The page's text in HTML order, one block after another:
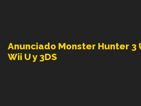
Anunciado Monster Hunter
Wii U y 3DS